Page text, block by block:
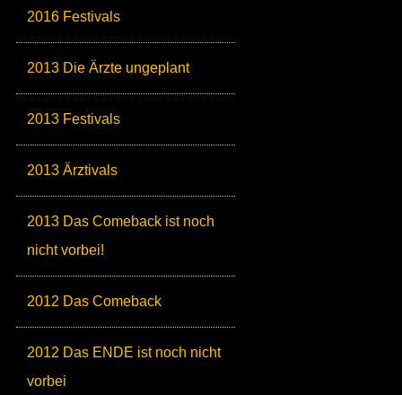
2016 Festivals
2013 Die Ärzte ungeplant
2013 Festivals
2013 Ärztivals
2013 Das Comeback ist noch
nicht vorbei!
2012 Das Comeback
2012 Das ENDE ist noch nicht
vorbei